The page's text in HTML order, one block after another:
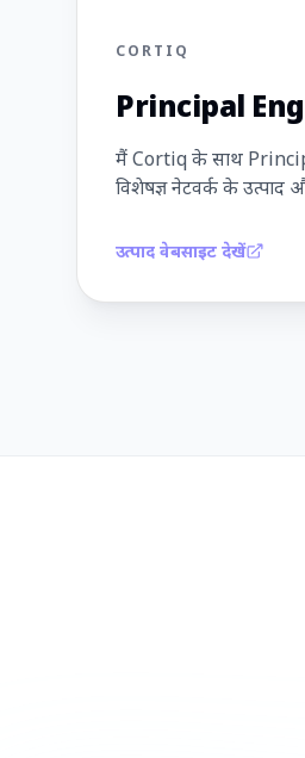
CORTIQ
Principal
मैं Cortiq के साथ
विशेषज्ञ नेटवर्क के
उत्पाद वेबसाइट देखें